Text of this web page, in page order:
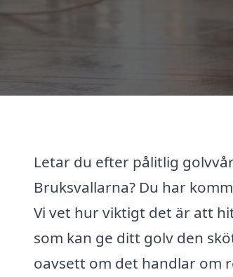
Letar du efter pålitlig
Bruksvallarna? Du har
Vi vet hur viktigt det är att
som kan ge ditt golv den
oavsett om det handlar om